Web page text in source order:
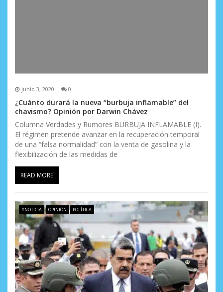
junio 3, 2020 0
¿Cuánto durará la nueva “burbuja inflamable” del
chavismo? Opinión por Darwin Chávez
Columna Verdades y Rumores BURBUJA INFLAMABLE (I).
El régimen pretende avanzar en la recuperación temporal
de una “falsa normalidad” con la venta de gasolina y la
flexibilización de las medidas de
READ MORE
#NOTICIA OPINIÓN POLÍTICA